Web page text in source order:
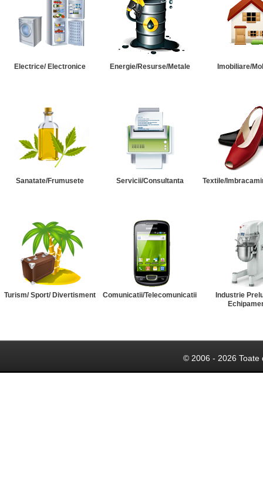
Electrice/ Electronice Energie/Resurse/Metale Imobiliare/
Sanatate/Frumusete Servicii/Consultanta Textile/
Turism/ Sport/ Divertisment Comunicatii/Telecomunicatii
Industrie
© 2006 - 2026